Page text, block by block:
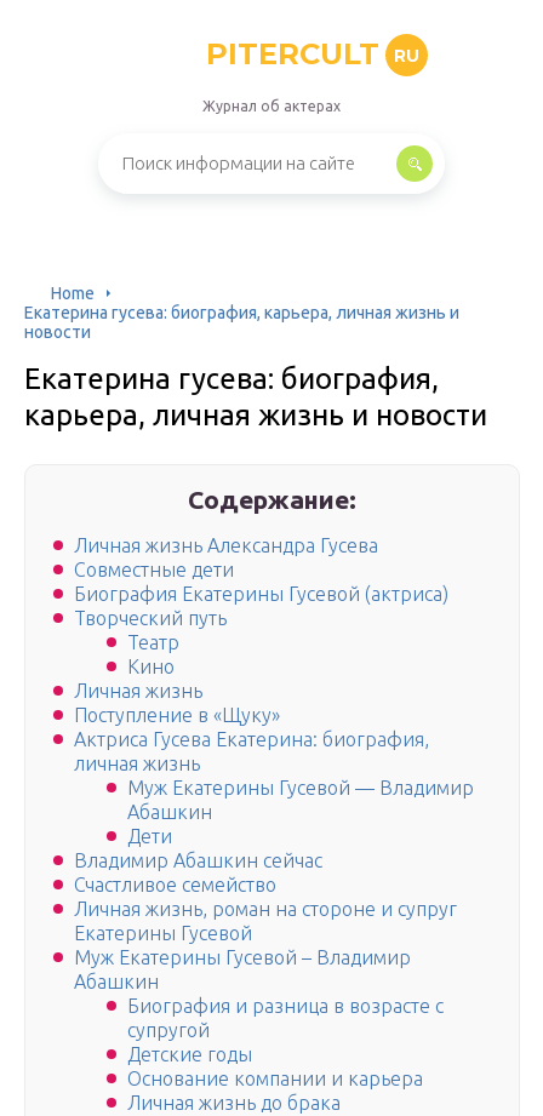
PITERCULT RU
Журнал об актерах
Home
Екатерина гусева: биография, карьера, личная жизнь и
новости
Екатерина гусева: биография,
карьера, личная жизнь и новости
Содержание:
Личная жизнь Александра Гусева
Совместные дети
Биография Екатерины Гусевой (актриса)
Творческий путь
Театр
Кино
Личная жизнь
Поступление в «Щуку»
Актриса Гусева Екатерина: биография,
личная жизнь
Муж Екатерины Гусевой — Владимир
Абашкин
Дети
Владимир Абашкин сейчас
Счастливое семейство
Личная жизнь, роман на стороне и супруг
Екатерины Гусевой
Муж Екатерины Гусевой – Владимир
Абашкин
Биография и разница в возрасте с
супругой
Детские годы
Основание компании и карьера
Личная жизнь до брака